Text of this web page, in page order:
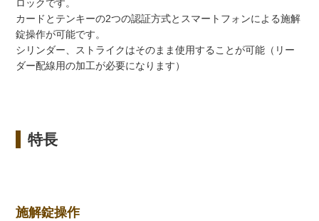
ロックです。
カードとテンキーの2つの認証方式とスマートフォンによる施解
錠操作が可能です。
シリンダー、ストライクはそのまま使用することが可能（リー
ダー配線用の加工が必要になります）
特長
施解錠操作